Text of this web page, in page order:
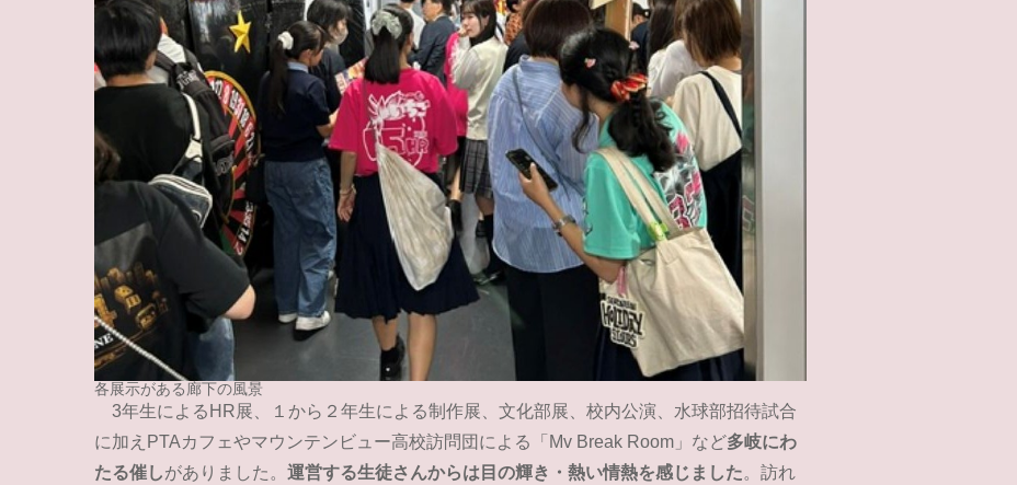
各展示がある廊下の風景
3年生によるHR展、１から２年生による制作展、文化部展、校内公演、水球部招待試合
に加えPTAカフェやマウンテンビュー高校訪問団による「Mv Break Room」など多岐にわ
たる催しがありました。 運営する生徒さんからは目の輝き・熱い情熱を感じました。訪れ